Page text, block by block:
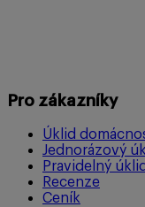
Pro zákazníky
Úklid
Jednorázový
Pravidelný úklid
Recenze
Ceník